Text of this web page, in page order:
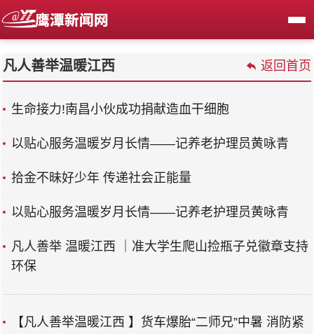
凡人善举温暖江西 返回首页
生命接力!南昌小伙成功捐献造血干细胞
以贴心服务温暖岁月长情——记养老护理员黄咏青
拾金不昧好少年 传递社会正能量
以贴心服务温暖岁月长情——记养老护理员黄咏青
凡人善举 温暖江西 ｜准大学生爬山捡瓶子兑徽章支持
环保
【凡人善举温暖江西 】货车爆胎“二师兄”中暑 消防紧